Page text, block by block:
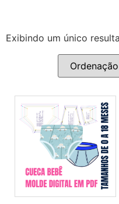
Exibindo um único